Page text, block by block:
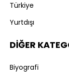
Türkiye
Yurtdışı
DİĞER
Biyografi